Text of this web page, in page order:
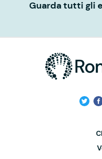
Guarda tutti gli